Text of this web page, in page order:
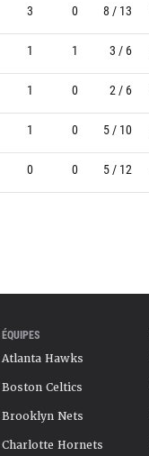
3 0 8 / 13
1 1 3 / 6
1 0 2 / 6
1 0 5 / 10
0 0 5 / 12
ÉQUIPES
Atlanta Hawks
Boston Celtics
Brooklyn Nets
Charlotte Hornets